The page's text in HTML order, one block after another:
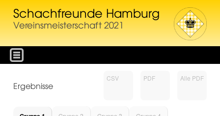
Schachfreunde Hamburg
Vereinsmeisterschaft 2021
Ergebnisse
CSV PDF Alle PDF